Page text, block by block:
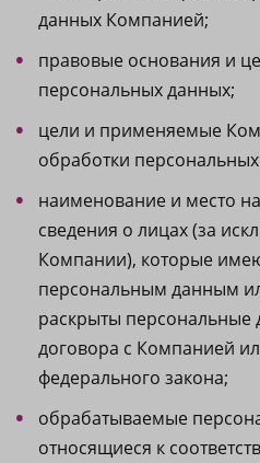
данных Компанией;
правовые основания и
персональных данных;
цели и применяемые
обработки
наименование и место
сведения о лицах (за
Компании), которые
персональным данным
раскрыты персональные
договора с Компанией
федерального закона;
обрабатываемые
относящиеся к